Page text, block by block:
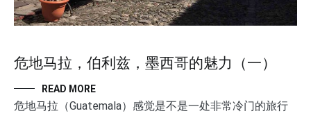
危地马拉，伯利兹，墨西哥的魅力（一）
READ MORE
危地马拉（Guatemala）感觉是不是一处非常冷门的旅行